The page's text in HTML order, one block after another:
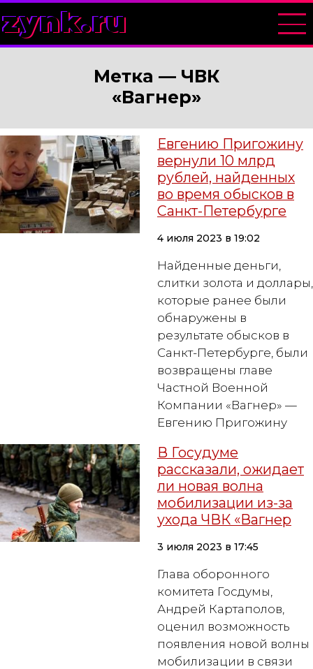
zynk.ru
Метка — ЧВК
«Вагнер»
Евгению Пригожину
вернули 10 млрд
рублей, найденных
во время обысков в
Санкт-Петербурге
4 июля 2023 в 19:02
Найденные деньги,
слитки золота и доллары,
которые ранее были
обнаружены в
результате обысков в
Санкт-Петербурге, были
возвращены главе
Частной Военной
Компании «Вагнер» —
Евгению Пригожину
В Госудуме
рассказали, ожидает
ли новая волна
мобилизации из-за
ухода ЧВК «Вагнер
3 июля 2023 в 17:45
Глава оборонного
комитета Госдумы,
Андрей Картаполов,
оценил возможность
появления новой волны
мобилизации в связи